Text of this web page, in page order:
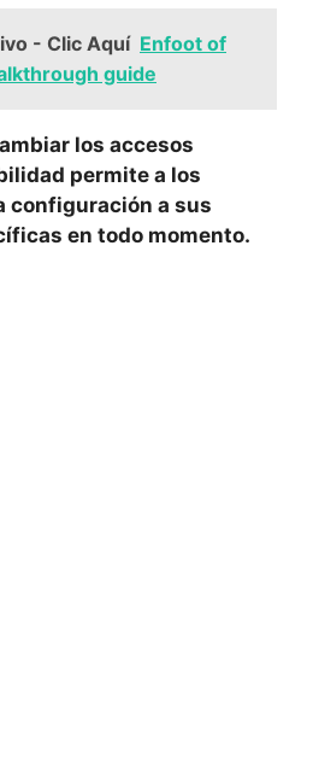
- Clic Aquí Enfoot of
guide
los accesos
permite a⁤ los
configuración a sus
en todo momento.